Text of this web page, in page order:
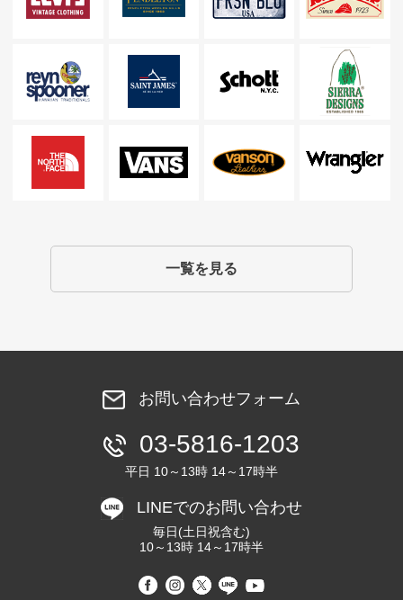
一覧を見る
お問い合わせフォーム
03-5816-1203
平日 10～13時 14～17時半
LINEでのお問い合わせ
毎日(土日祝含む)
10～13時 14～17時半